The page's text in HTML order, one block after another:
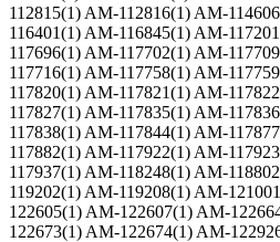
112815(1) AM-112816(1) AM-
116401(1) AM-116845(1) AM-
117696(1) AM-117702(1) AM-
117716(1) AM-117758(1) AM-
117820(1) AM-117821(1) AM-
117827(1) AM-117835(1) AM-
117838(1) AM-117844(1) AM-
117882(1) AM-117922(1) AM-
117937(1) AM-118248(1) AM-
119202(1) AM-119208(1) AM-
122605(1) AM-122607(1) AM-
122673(1) AM-122674(1) AM-